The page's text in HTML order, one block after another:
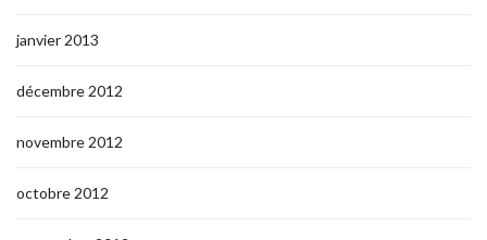
janvier 2013
décembre 2012
novembre 2012
octobre 2012